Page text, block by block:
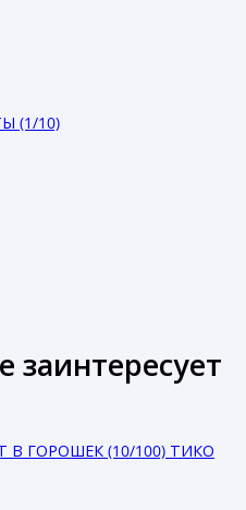
(1/10)
заинтересует
В ГОРОШЕК (10/100) ТИКО